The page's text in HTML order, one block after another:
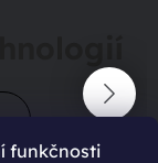
funkčnosti